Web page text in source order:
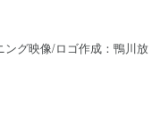
グ映像/ロゴ作成：鴨川放